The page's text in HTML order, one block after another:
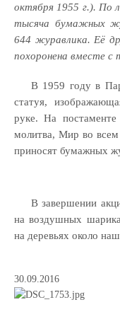
октября 1955 г.). По
тысяча бумажных
644 журавлика. Её
похоронена вместе
В 1959 году в
статуя,
руке. На
молитва, Мир во
приносят бумажных
В завершении
на воздушных
на деревьях около
30.09.2016